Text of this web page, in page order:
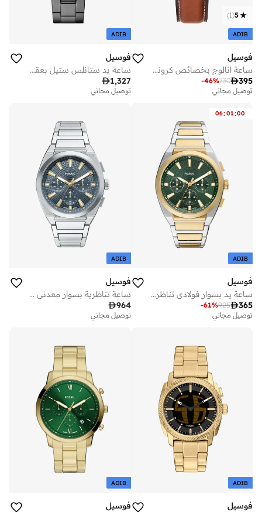
5
(
1
)
ADIB
فوسيل
ساعة انالوج بخصائص كرونوغراف
395
730
-46%
توصيل مجاني
ADIB
فوسيل
ساعة يد ستانلس ستيل بعقارب
1,327
توصيل مجاني
06:01:00
ADIB
فوسيل
ساعة يد بسوار فولاذي تناظرية
365
925
-61%
توصيل مجاني
ADIB
فوسيل
ساعة تناظرية بسوار معدني من الفولاذ المقاوم للصدأ
964
توصيل مجاني
ADIB
فوسيل
ADIB
فوسيل